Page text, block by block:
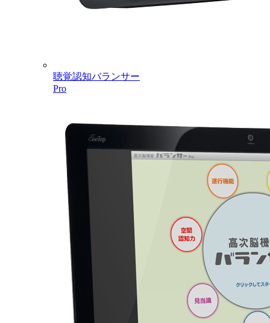
聴覚認知バランサー
Pro